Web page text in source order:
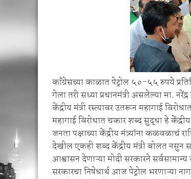
काँग्रेसच्या काळात पेट्रोल ५०-५५ रुपये
गेला तरी सध्या प्रधानमंत्री असलेल्या मा.
केंद्रीय मंत्री रस्त्यावर उतरून महागाई
महागाई विरोधात चकार शब्द सुद्धा हे
जनता पक्षाच्या केंद्रीय मंत्र्यांना कळवळाचं
देखील एकही शब्द केंद्रीय मंत्री बोलत नसुन
आश्वासन देणाऱ्या मोदी सरकारने
सरकारचा निषेधार्थ आज पेट्रोल भरणाऱ्या